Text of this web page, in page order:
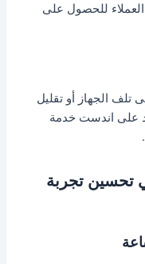
للحصول على
تلف الجهاز أو تقليل
على اندست خدمة
تحسين تجربة